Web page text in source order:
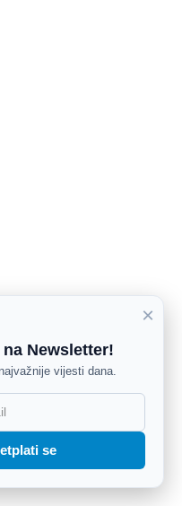
×
Newsletter!
vijesti dana.
se